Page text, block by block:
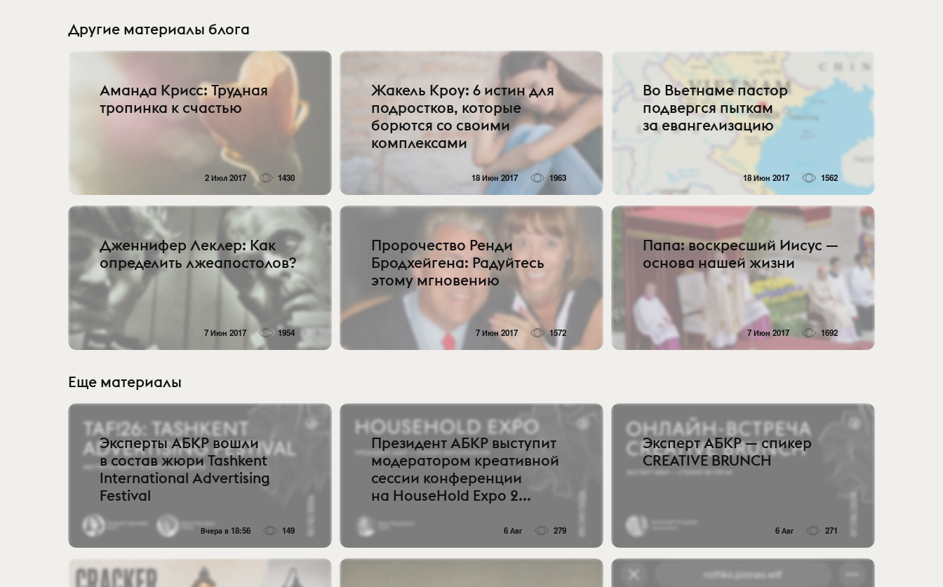
Другие материалы блога
Аманда Крисс: Трудная
тропинка к счастью
2 Июл 2017 1430
Жакель Кроу: 6 истин для
подростков, которые
борются со своими
комплексами
18 Июн 2017 1963
Во Вьетнаме пастор
подвергся пыткам
за евангелизацию
18 Июн 2017 1562
Дженнифер Леклер: Как
определить лжеапостолов?
7 Июн 2017 1954
Пророчество Ренди
Бродхейгена: Радуйтесь
этому мгновению
7 Июн 2017 1572
Папа: воскресший Иисус —
основа нашей жизни
7 Июн 2017 1692
Еще материалы
Эксперты АБКР вошли
в состав жюри Tashkent
International Advertising
Festival
Вчера в 18:56 149
Президент АБКР выступит
модератором креативной
сессии конференции
на HouseHold Expo 2...
6 Авг 279
Эксперт АБКР — спикер
CREATIVE BRUNCH
6 Авг 271